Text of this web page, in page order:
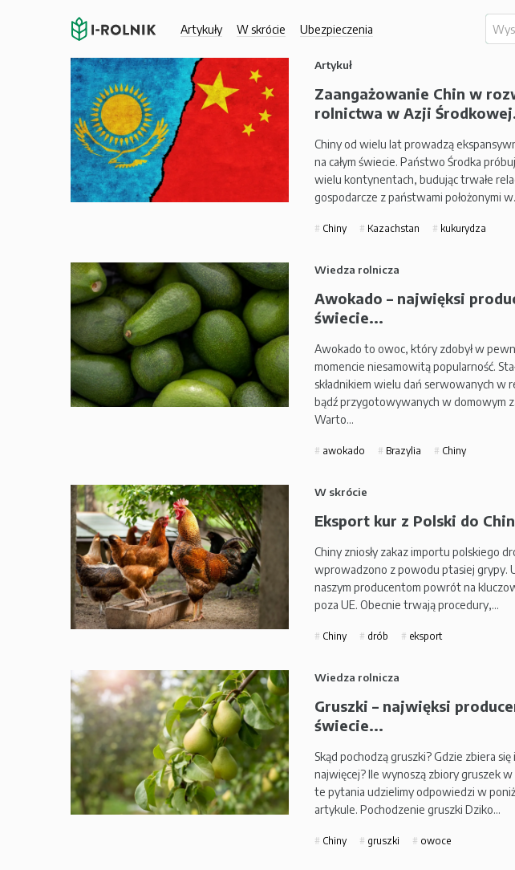
Artykuły W skrócie Ubezpieczenia
Artykuł
Zaangażowanie Chin w
rolnictwa w Azji
Chiny od wielu lat prowadzą
na całym świecie. Państwo Środka
wielu kontynentach, budując trwałe
gospodarcze z państwami położonymi
Chiny Kazachstan kukurydza
Wiedza rolnicza
Awokado – najwięksi
świecie...
Awokado to owoc, który zdobył w
momencie niesamowitą popularność.
składnikiem wielu dań serwowanych w
bądź przygotowywanych w domowym
Warto…
awokado Brazylia Chiny
W skrócie
Eksport kur z Polski do
Chiny zniosły zakaz importu polskiego
wprowadzono z powodu ptasiej grypy.
naszym producentom powrót na
poza UE. Obecnie trwają procedury,…
Chiny drób eksport
Wiedza rolnicza
Gruszki – najwięksi
świecie...
Skąd pochodzą gruszki? Gdzie zbiera się
najwięcej? Ile wynoszą zbiory gruszek w
te pytania udzielimy odpowiedzi w
artykule. Pochodzenie gruszki Dziko…
Chiny gruszki owoce